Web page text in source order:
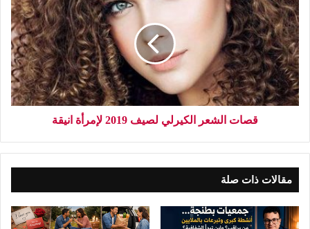
قصات الشعر الكيرلي لصيف 2019 لإمرأة انيقة
مقالات ذات صلة